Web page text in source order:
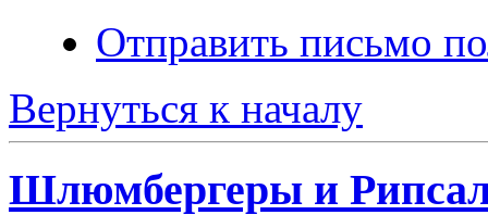
Отправить письмо
Вернуться к началу
Шлюмбергеры и